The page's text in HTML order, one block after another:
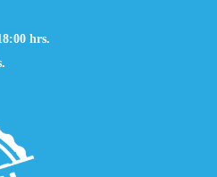
hrs.